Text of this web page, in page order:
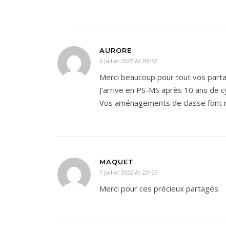
AURORE
6 Juillet 2022 At 20h53
Merci beaucoup pour tout vos
J’arrive en PS-MS après 10 ans
Vos aménagements de classe font
MAQUET
7 Juillet 2022 At 22h23
Merci pour ces précieux partagés.